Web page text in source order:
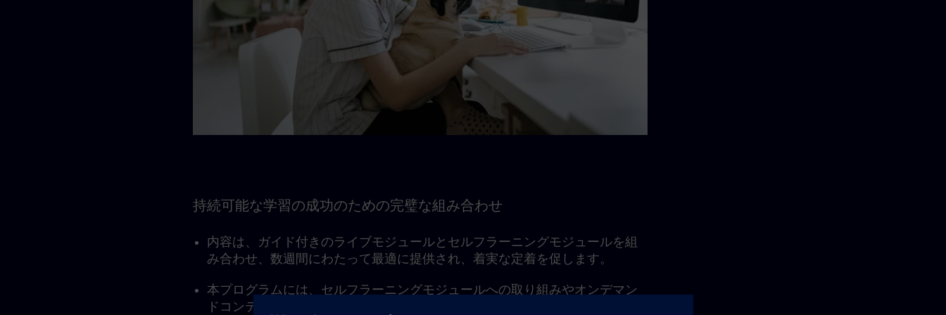
持続可能な学習の成功のための完璧な組み合わせ
内容は、ガイド付きのライブモジュールとセルフラーニングモジュールを組
み合わせ、数週間にわたって最適に提供され、着実な定着を促します。
本プログラムには、セルフラーニングモジュールへの取り組みやオンデマン
ドコンテンツの利用のためのラーニングメンバーシップが含まれています。